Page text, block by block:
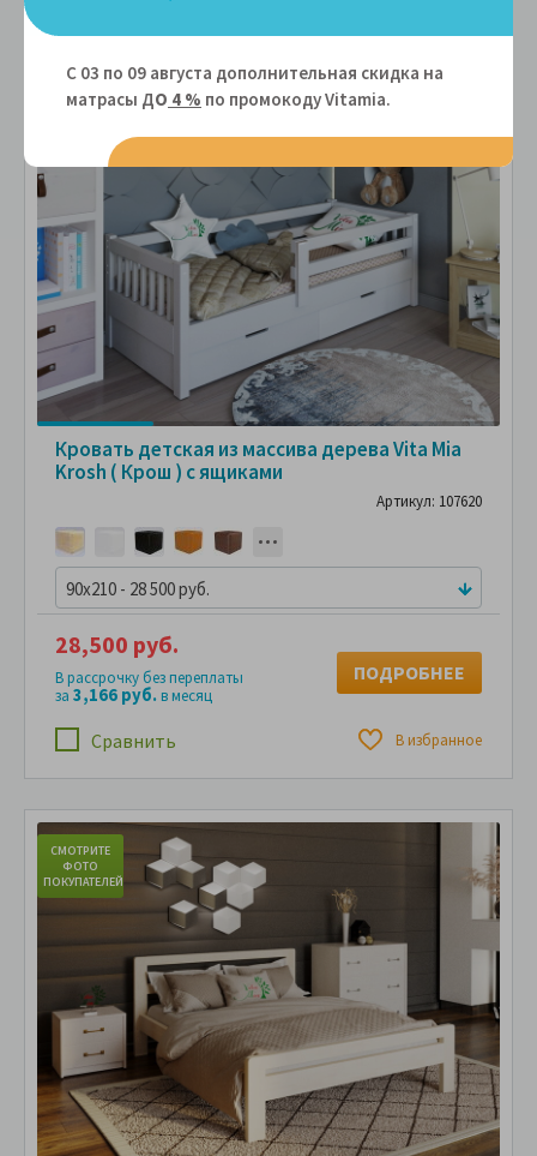
СМОТРИТЕ
ПОКУПАТЕЛЕЙ
Кровать детская из массива дерева Vita Mia
Krosh ( Крош ) с ящиками
Артикул: 107620
90x210 - 28 500 руб.
Сравнить В избранное
28,500 руб.
В рассрочку без переплаты
за 3,166 руб.в месяц
ПОДРОБНЕЕ
СМОТРИТЕ
ФОТО
ПОКУПАТЕЛЕЙ
С 03 по 09 августа дополнительная скидка на
матрасы ДО 4 % по промокоду Vitamiа.